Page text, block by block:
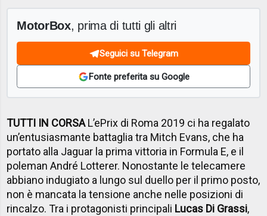
MotorBox, prima di tutti gli altri
Seguici su Telegram
Fonte preferita su Google
TUTTI IN CORSAL’ePrix di Roma 2019 ci ha regalato
un’entusiasmante battaglia tra Mitch Evans, che ha
portato alla Jaguar la prima vittoria in Formula E, e il
poleman André Lotterer. Nonostante le telecamere
abbiano indugiato a lungo sul duello per il primo posto,
non è mancata la tensione anche nelle posizioni di
rincalzo. Tra i protagonisti principali Lucas Di Grassi,